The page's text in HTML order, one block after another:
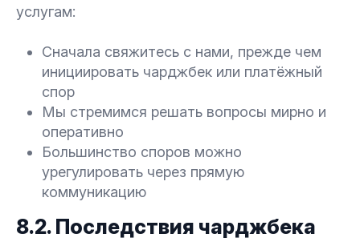
услугам:
Сначала свяжитесь с нами, прежде чем
инициировать чарджбек или платёжный
спор
Мы стремимся решать вопросы мирно и
оперативно
Большинство споров можно
урегулировать через прямую
коммуникацию
8.2. Последствия чарджбека